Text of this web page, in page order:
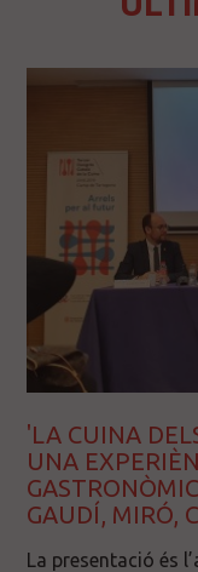
'LA CUINA
UNA
GAUDÍ, MIRÓ,
La presentació és